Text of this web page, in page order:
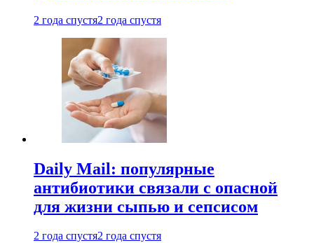
2 года спустя2 года спустя
Daily Mail: популярные
антибиотики связали с опасной
для жизни сыпью и сепсисом
2 года спустя2 года спустя